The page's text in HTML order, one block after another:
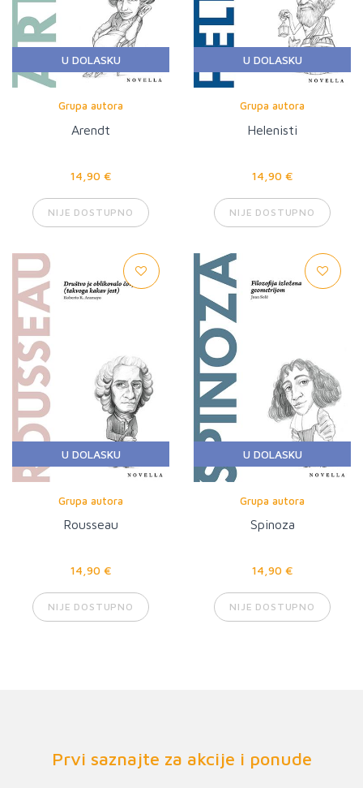
U DOLASKU
Grupa autora
Arendt
14,90 €
NIJE DOSTUPNO
U DOLASKU
Grupa autora
Helenisti
14,90 €
NIJE DOSTUPNO
U DOLASKU
Grupa autora
Rousseau
14,90 €
NIJE DOSTUPNO
U DOLASKU
Grupa autora
Spinoza
14,90 €
NIJE DOSTUPNO
Prvi saznajte za akcije i ponude